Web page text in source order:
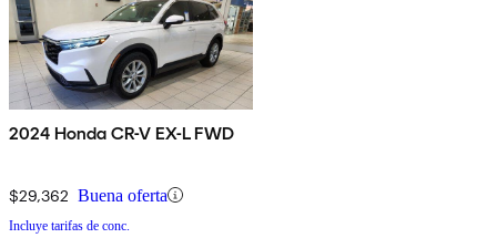
2024 Honda CR-V EX-L FWD
$29,362 Buena oferta
Incluye tarifas de conc.